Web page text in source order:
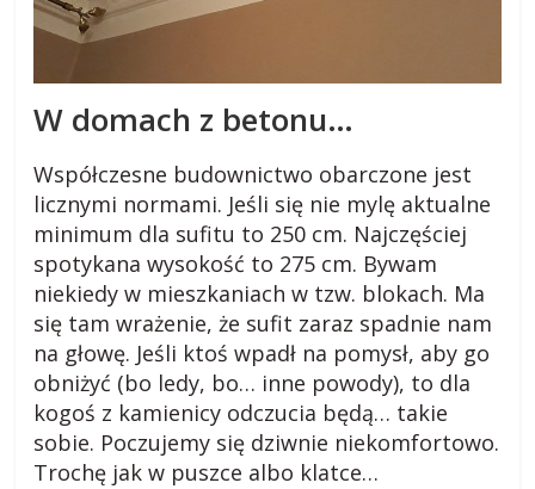
W domach z betonu…
Współczesne budownictwo obarczone jest
licznymi normami. Jeśli się nie mylę aktualne
minimum dla sufitu to 250 cm. Najczęściej
spotykana wysokość to 275 cm. Bywam
niekiedy w mieszkaniach w tzw. blokach. Ma
się tam wrażenie, że sufit zaraz spadnie nam
na głowę. Jeśli ktoś wpadł na pomysł, aby go
obniżyć (bo ledy, bo… inne powody), to dla
kogoś z kamienicy odczucia będą… takie
sobie. Poczujemy się dziwnie niekomfortowo.
Trochę jak w puszce albo klatce…